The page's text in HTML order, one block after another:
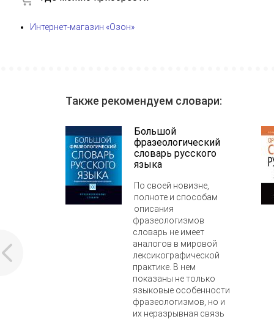
Интернет-магазин «Озон»
Также рекомендуем словари:
Большой
фразеологический
словарь русского
языка
По своей новизне,
полноте и способам
описания
фразеологизмов
словарь не имеет
аналогов в мировой
лексикографической
практике. В нем
показаны не только
языковые особенности
фразеологизмов, но и
их неразрывная связь